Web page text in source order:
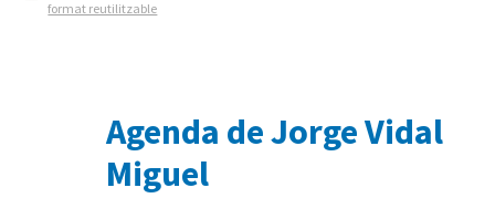
format reutilitzable
Agenda de Jorge Vidal
Miguel